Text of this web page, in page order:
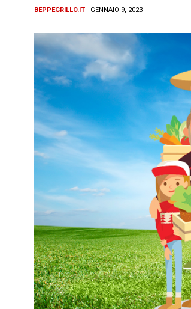
BEPPEGRILLO.IT - GENNAIO 9, 2023